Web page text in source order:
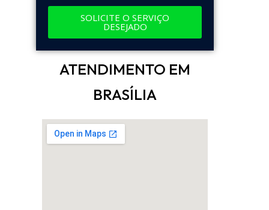
SOLICITE O SERVIÇO
DESEJADO
ATENDIMENTO EM
BRASÍLIA